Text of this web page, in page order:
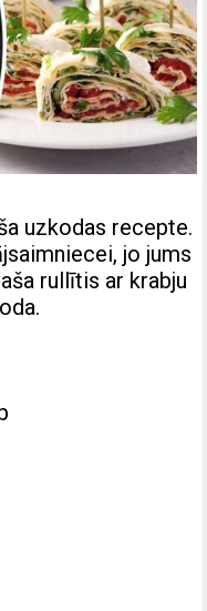
uzkodas recepte.
jo jums
rullītis ar krabju